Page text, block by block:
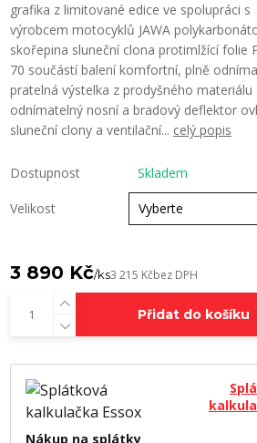
grafika z limitované edice ve spolupráci s
výrobcem motocyklů JAWA
skořepina sluneční clona protimlžící folie
70 součástí balení komfortní, plně
pratelná výstelka z prodyšného materiálu
odnímatelný nosní a bradový deflektor
sluneční clony a ventilační... celý popis
Dostupnost Skladem
Velikost
3 890 Kč/ks3 215 Kčbez DPH
Přidat do košíku
Nákup na splátky